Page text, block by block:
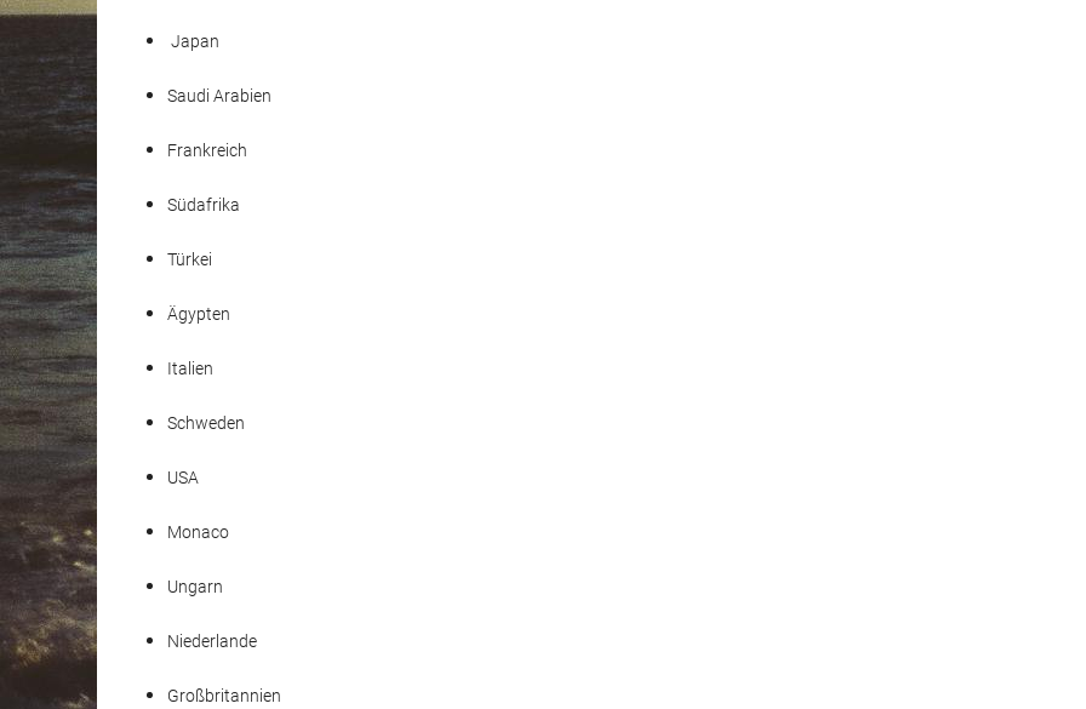
Japan
Saudi Arabien
Frankreich
Südafrika
Türkei
Ägypten
Italien
Schweden
USA
Monaco
Ungarn
Niederlande
Großbritannien